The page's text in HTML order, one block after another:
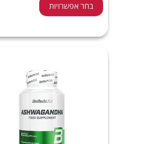
בחר אפשרויות